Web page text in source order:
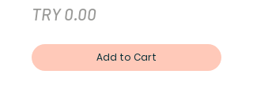
TRY 0.00
Add to Cart